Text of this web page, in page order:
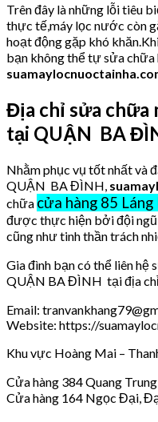
Trên đây là những lỗi tiêu
thực tế,máy lọc nước còn
hoạt động gặp khó
bạn không thể tự sửa chữa
Địa chỉ sửa chữa
tại QUẬN BA
Nhằm phục vụ tốt nhất và
QUẬN BA ĐÌNH,
chữa cửa hàng 85 Láng
được thực hiện bởi đội ngũ
cũng như tinh thần trách
Gia đình bạn có thể liên
QUẬN BA ĐÌNH tại địa
Email:
Website: https://
Khu vực Hoàng Mai –
Cửa hàng 384 Quang Trung
Cửa hàng 164 Ngọc Đại,